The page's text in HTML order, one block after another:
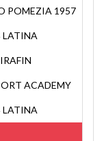
POMEZIA 1957
LATINA
ACADEMY
LATINA